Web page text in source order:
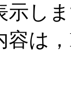
示し
は